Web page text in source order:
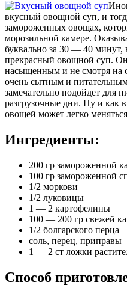
вкусный овощной суп, и
замороженных овощах,
морозильной камере.
буквально за 30 — 40
прекрасный овощной суп. Он
насыщенным и не смотря на
очень сытным и
замечательно подойдет для
разгрузочные дни. Ну и как
овощей может легко
Ингредиенты:
200 гр замороженной
100 гр замороженной
1/2 моркови
1/2 луковицы
1 — 2 картофелины
100 — 200 гр свежей
1/2 болгарского перца
соль, перец, приправы
1 — 2 ст ложки
Способ